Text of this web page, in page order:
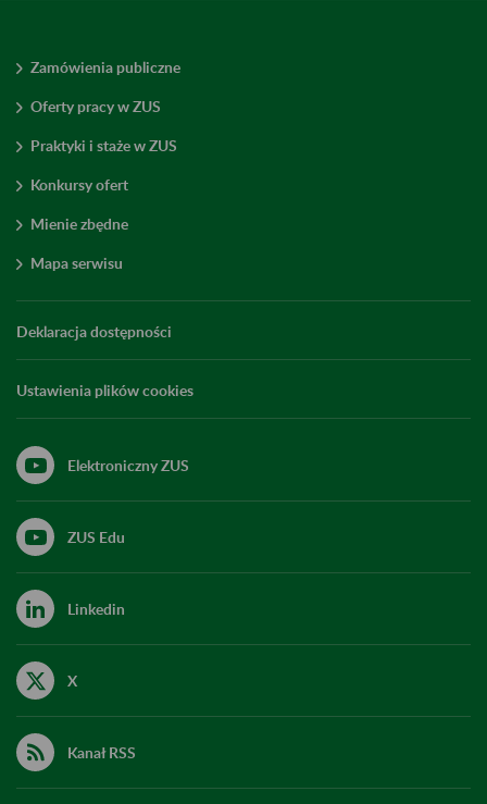
Zamówienia publiczne
Oferty pracy w ZUS
Praktyki i staże w ZUS
Konkursy ofert
Mienie zbędne
Mapa serwisu
Deklaracja dostępności
Ustawienia plików cookies
Elektroniczny ZUS
ZUS Edu
Linkedin
X
Kanał RSS